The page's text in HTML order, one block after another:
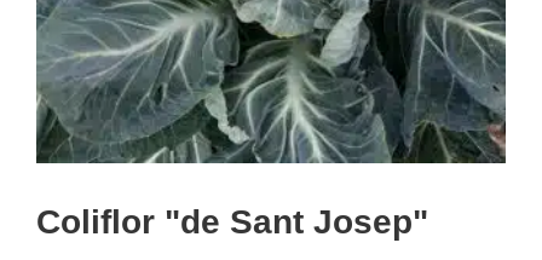
Coliflor "de Sant Josep"